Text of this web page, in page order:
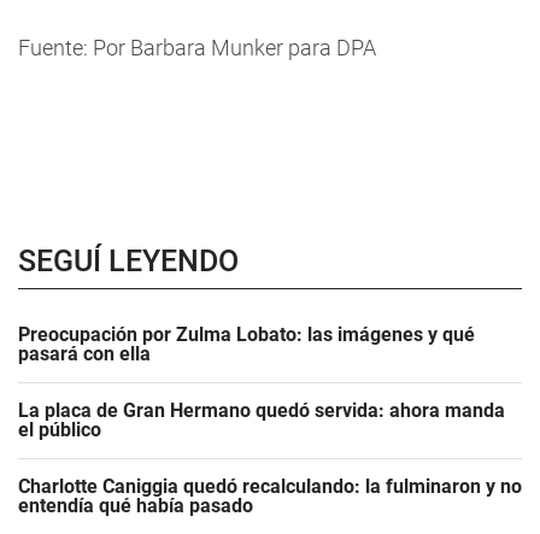
Fuente: Por Barbara Munker para DPA
SEGUÍ LEYENDO
Preocupación por Zulma Lobato: las imágenes y qué
pasará con ella
La placa de Gran Hermano quedó servida: ahora manda
el público
Charlotte Caniggia quedó recalculando: la fulminaron y no
entendía qué había pasado